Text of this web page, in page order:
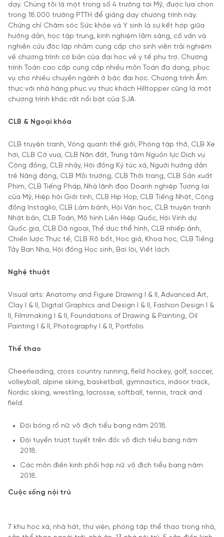
dạy. Chúng tôi là một trong số 4 trường tại Mỹ, được lựa chọn
trong 18.000 trường PTTH để giảng dạy chương trình này.
Chứng chỉ Chăm sóc Sức khỏe và Y sinh là sự kết hợp giữa
hướng dẫn, học tập trung, kinh nghiệm lâm sàng, cố vấn và
nghiên cứu độc lập nhằm cung cấp cho sinh viên trải nghiệm
về chương trình cơ bản của đại học về y tế phụ trợ. Chương
trình Toán cao cấp cung cấp nhiều môn Toán đa dạng, phục
vụ cho nhiều chuyên ngành ở bậc đại học. Chương trình Ẩm
thực với nhà hàng phục vụ thực khách Hilltopper cũng là một
chương trình khác rất nổi bật của SJA.
CLB & Ngoại khóa
CLB truyện tranh, Vòng quanh thế giới, Phòng tập thở, CLB Xe
hơi, CLB Cờ vua, CLB Nặn đất, Trung tâm Nguồn lực Dịch vụ
Cộng đồng, CLB nhảy, Hội đồng Ký túc xá, Người hướng dẫn
trẻ Năng động, CLB Môi trường, CLB Thời trang, CLB Sản xuất
Phim, CLB Tiếng Pháp, Nhà lãnh đạo Doanh nghiệp Tương lai
của Mỹ, Hiệp hội Giới tính, CLB Hip Hop, CLB Tiếng Nhật, Cộng
đồng Instaglio, CLB Làm bánh, Hội Văn học, CLB truyện tranh
Nhật bản, CLB Toán, Mô hình Liên Hiệp Quốc, Hội Vinh dự
Quốc gia, CLB Dã ngoại, Thể dục thể hình, CLB nhiếp ảnh,
Chiến lược Thực tế, CLB Rô bốt, Học giả, Khoa học, CLB Tiếng
Tây Ban Nha, Hội đồng Học sinh, Bơi lội, Viết lách.
Nghệ thuật
Visual arts: Anatomy and Figure Drawing I & II, Advanced Art,
Clay I & II, Digital Graphics and Design I & II, Fashion Design I &
II, Filmmaking I & II, Foundations of Drawing & Painting, Oil
Painting I & II, Photography I & II, Portfolio.
Thể thao
Cheerleading, cross country running, field hockey, golf, soccer,
volleyball, alpine skiing, basketball, gymnastics, indoor track,
Nordic skiing, wrestling, lacrosse, softball, tennis, track and
field.
Đội bóng rổ nữ: vô địch tiểu bang năm 2018.
Đội tuyển trượt tuyết trên đồi: vô địch tiểu bang năm
2018.
Các môn điền kinh phối hợp nữ: vô địch tiểu bang năm
2018.
Cuộc sống nội trú
7 khu học xá, nhà hát, thư viện, phòng tập thể thao trong nhà,